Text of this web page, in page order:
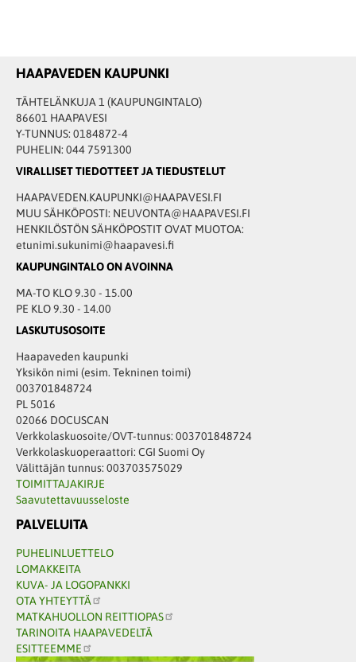
HAAPAVEDEN KAUPUNKI
TÄHTELÄNKUJA 1 (KAUPUNGINTALO)
86601 HAAPAVESI
Y-TUNNUS: 0184872-4
PUHELIN: 044 7591300
VIRALLISET TIEDOTTEET JA TIEDUSTELUT
HAAPAVEDEN.KAUPUNKI@HAAPAVESI.FI
MUU SÄHKÖPOSTI: NEUVONTA@HAAPAVESI.FI
HENKILÖSTÖN SÄHKÖPOSTIT OVAT MUOTOA:
etunimi.sukunimi@haapavesi.fi
KAUPUNGINTALO ON AVOINNA
MA-TO KLO 9.30 - 15.00
PE KLO 9.30 - 14.00
LASKUTUSOSOITE
Haapaveden kaupunki
Yksikön nimi (esim. Tekninen toimi)
003701848724
PL 5016
02066 DOCUSCAN
Verkkolaskuosoite/OVT-tunnus: 003701848724
Verkkolaskuoperaattori: CGI Suomi Oy
Välittäjän tunnus: 003703575029
TOIMITTAJAKIRJE
Saavutettavuusseloste
PALVELUITA
PUHELINLUETTELO
LOMAKKEITA
KUVA- JA LOGOPANKKI
OTA YHTEYTTÄ
MATKAHUOLLON REITTIOPAS
TARINOITA HAAPAVEDELTÄ
ESITTEEMME